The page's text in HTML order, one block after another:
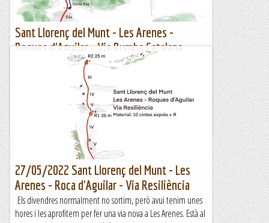
Sant Llorenç del Munt - Les Arenes -
Roques d'Aguilar - Via Rumba Catalana
08/06/2022
Les Arenes sempre és una bona solució pels dies de calor,
aproximació curta, i a l'ombra unes hores al matí. Així que
quedem amb el Ramir per fer una via nova que han...
27/05/2022 Sant Llorenç del Munt - Les
Arenes - Roca d'Aguilar - Via Resiliència
Els divendres normalment no sortim, però avui tenim unes
hores i les aprofitem per fer una via nova a Les Arenes. Està al